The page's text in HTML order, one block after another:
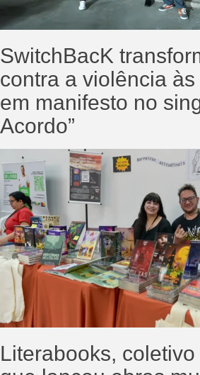
SwitchBacK
contra a violência
em manifesto no
Acordo”
Literabooks,